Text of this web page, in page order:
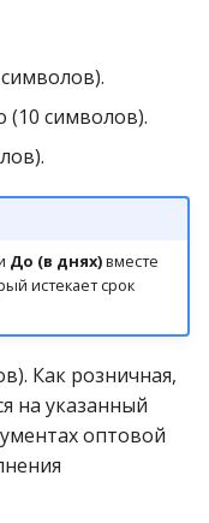
(10 символов).
До (в днях)вместе
истекает срок
Как розничная,
на указанный
оптовой